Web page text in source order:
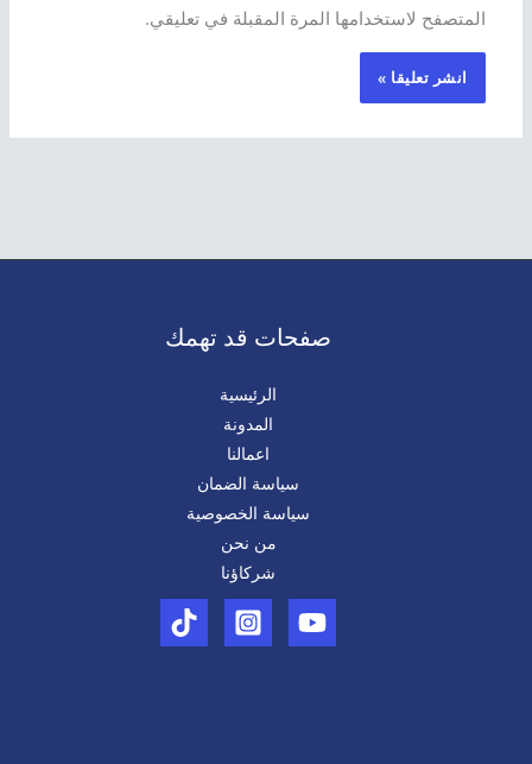
المتصفح لاستخدامها المرة المقبلة في تعليقي.
صفحات قد تهمك
الرئيسية
المدونة
اعمالنا​
سياسة الضمان
سياسة الخصوصية
من نحن
شركاؤنا